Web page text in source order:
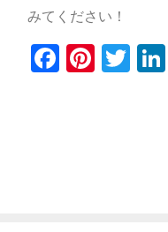
みてください！